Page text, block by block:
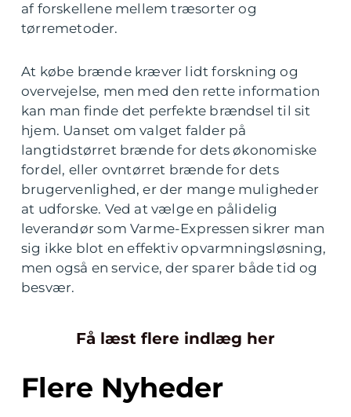
af forskellene mellem træsorter og
tørremetoder.
At købe brænde kræver lidt forskning og
overvejelse, men med den rette information
kan man finde det perfekte brændsel til sit
hjem. Uanset om valget falder på
langtidstørret brænde for dets økonomiske
fordel, eller ovntørret brænde for dets
brugervenlighed, er der mange muligheder
at udforske. Ved at vælge en pålidelig
leverandør som Varme-Expressen sikrer man
sig ikke blot en effektiv opvarmningsløsning,
men også en service, der sparer både tid og
besvær.
Få læst flere indlæg her
Flere Nyheder